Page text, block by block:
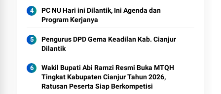
PC NU Hari ini Dilantik, Ini Agenda dan
Program Kerjanya
Pengurus DPD Gema Keadilan Kab. Cianjur
Dilantik
Wakil Bupati Abi Ramzi Resmi Buka MTQH
Tingkat Kabupaten Cianjur Tahun 2026,
Ratusan Peserta Siap Berkompetisi